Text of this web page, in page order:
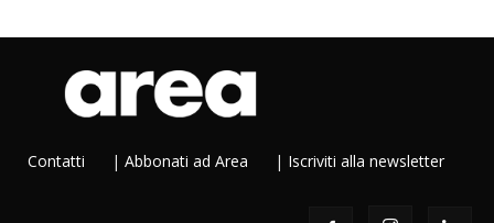
Contatti | Abbonati ad Area | Iscriviti alla newsletter